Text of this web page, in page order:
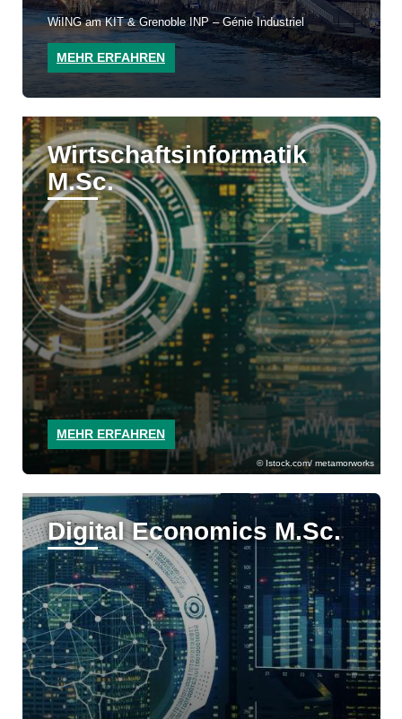
WiING am KIT & Grenoble INP – Génie Industriel
MEHR ERFAHREN
Istock.com/ metamorworks
Wirtschaftsin­formatik
M.Sc.
MEHR ERFAHREN
Digital Economics M.Sc.